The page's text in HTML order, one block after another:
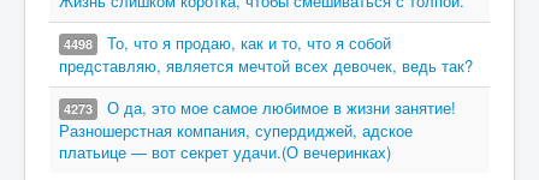
4498
То, что я продаю, как и то, что я собой
представляю, является мечтой всех девочек, ведь так?
4273
О да, это мое самое любимое в жизни занятие!
Разношерстная компания, супердиджей, адское
платьице — вот секрет удачи.(О вечеринках)